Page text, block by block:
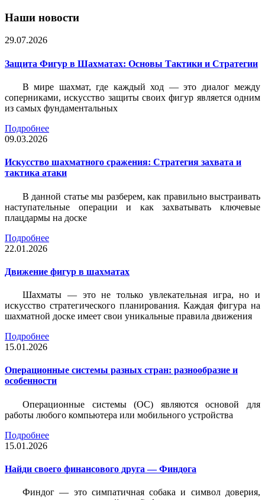
Наши новости
29.07.2026
Защита Фигур в Шахматах: Основы Тактики и Стратегии
В мире шахмат, где каждый ход — это диалог между
соперниками, искусство защиты своих фигур является одним
из самых фундаментальных
Подробнее
09.03.2026
Искусство шахматного сражения: Стратегия захвата и
тактика атаки
В данной статье мы разберем, как правильно выстраивать
наступательные операции и как захватывать ключевые
плацдармы на доске
Подробнее
22.01.2026
Движение фигур в шахматах
Шахматы — это не только увлекательная игра, но и
искусство стратегического планирования. Каждая фигура на
шахматной доске имеет свои уникальные правила движения
Подробнее
15.01.2026
Операционные системы разных стран: разнообразие и
особенности
Операционные системы (ОС) являются основой для
работы любого компьютера или мобильного устройства
Подробнее
15.01.2026
Найди своего финансового друга — Финдога
Финдог — это симпатичная собака и символ доверия,